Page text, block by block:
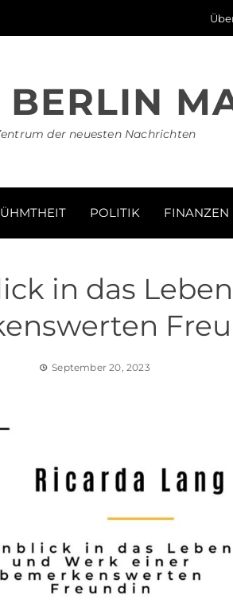
BERLIN
der neuesten Nachrichten
POLITIK FINANZEN
in das
September 20, 2023